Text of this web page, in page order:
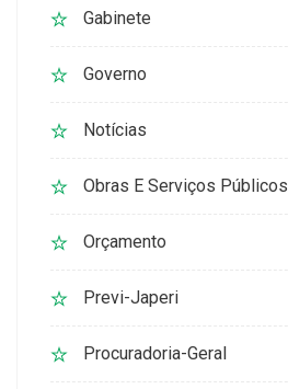
Gabinete
Governo
Notícias
Obras E Serviços Públicos
Orçamento
Previ-Japeri
Procuradoria-Geral